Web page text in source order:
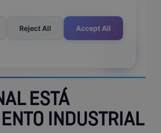
ESTÁ
INDUSTRIAL